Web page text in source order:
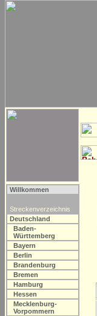
Willkommen
Streckenverzeichnis
Deutschland
Baden-
Württemberg
Bayern
Berlin
Brandenburg
Bremen
Hamburg
Hessen
Mecklenburg-
Vorpommern